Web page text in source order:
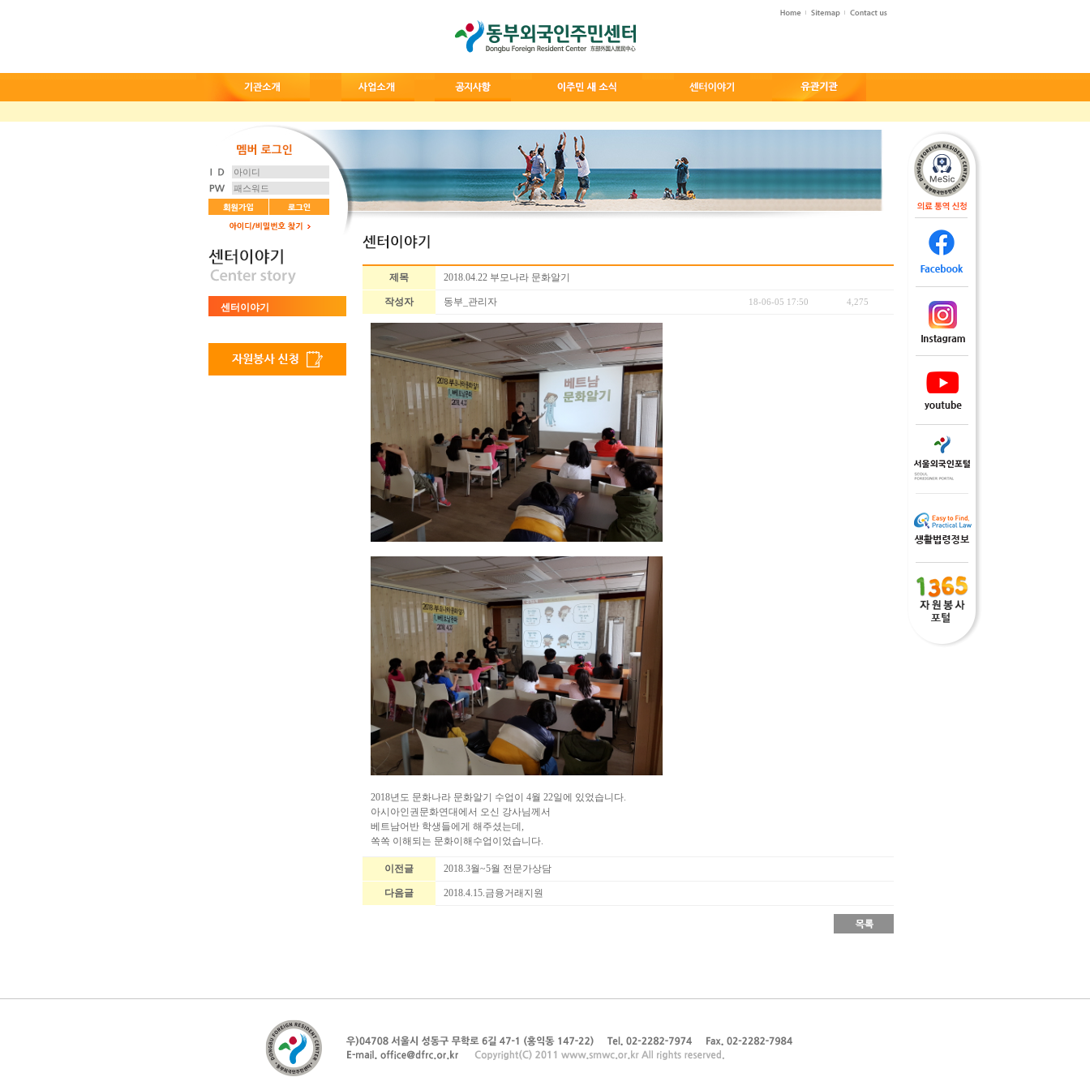
센터이야기
제목 2018.04.22 부모나라 문화알기
작성자 동부_관리자 18-06-05 17:50 4,275
2018년도 문화나라 문화알기 수업이 4월 22일에 있었습니다.
아시아인권문화연대에서 오신 강사님께서
베트남어반 학생들에게 해주셨는데,
쏙쏙 이해되는 문화이해수업이었습니다.
이전글 2018.3월~5월 전문가상담
다음글 2018.4.15.금융거래지원